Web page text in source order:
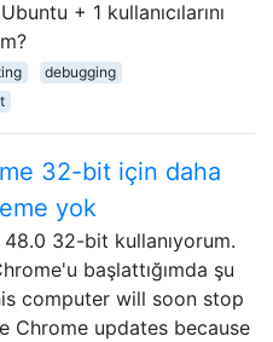
+ 1 kullanıcılarını
debugging
32-bit için daha
yok
32-bit kullanıyorum.
başlattığımda şu
computer will soon stop
Chrome updates because